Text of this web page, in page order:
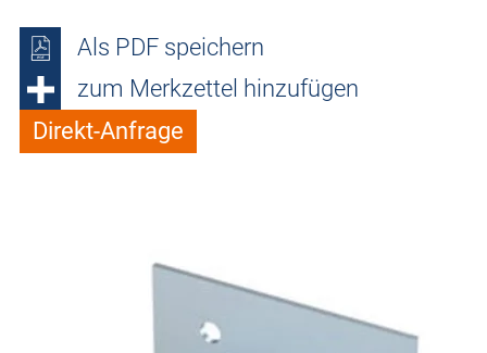
Als PDF speichern
zum Merkzettel hinzufügen
Direkt-Anfrage